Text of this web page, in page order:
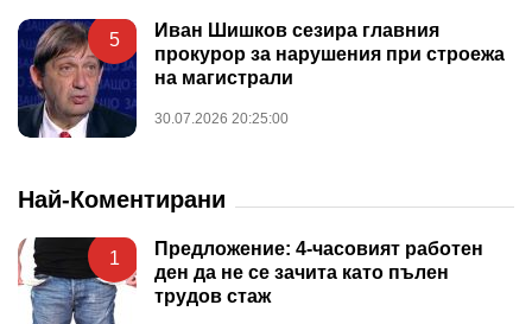
5
Иван Шишков сезира главния
прокурор за нарушения при строежа
на магистрали
30.07.2026 20:25:00
Най-Коментирани
1
Предложение: 4-часовият работен
ден да не се зачита като пълен
трудов стаж